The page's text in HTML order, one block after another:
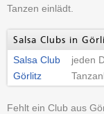
Tanzen einlädt.
Salsa Clubs in
Salsa Club
Görlitz
jeden
Fehlt ein Club aus